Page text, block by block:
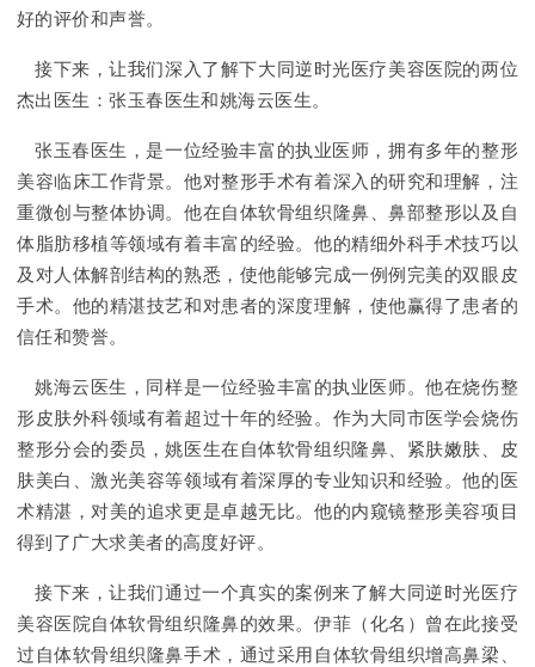
好的评价和声誉。
接下来，让我们深入了解下大同逆时光医疗美容医院的两位
杰出医生：张玉春医生和姚海云医生。
张玉春医生，是一位经验丰富的执业医师，拥有多年的整形
美容临床工作背景。他对整形手术有着深入的研究和理解，注
重微创与整体协调。他在自体软骨组织隆鼻、鼻部整形以及自
体脂肪移植等领域有着丰富的经验。他的精细外科手术技巧以
及对人体解剖结构的熟悉，使他能够完成一例例完美的双眼皮
手术。他的精湛技艺和对患者的深度理解，使他赢得了患者的
信任和赞誉。
姚海云医生，同样是一位经验丰富的执业医师。他在烧伤整
形皮肤外科领域有着超过十年的经验。作为大同市医学会烧伤
整形分会的委员，姚医生在自体软骨组织隆鼻、紧肤嫩肤、皮
肤美白、激光美容等领域有着深厚的专业知识和经验。他的医
术精湛，对美的追求更是卓越无比。他的内窥镜整形美容项目
得到了广大求美者的高度好评。
接下来，让我们通过一个真实的案例来了解大同逆时光医疗
美容医院自体软骨组织隆鼻的效果。伊菲（化名）曾在此接受
过自体软骨组织隆鼻手术，通过采用自体软骨组织增高鼻梁、